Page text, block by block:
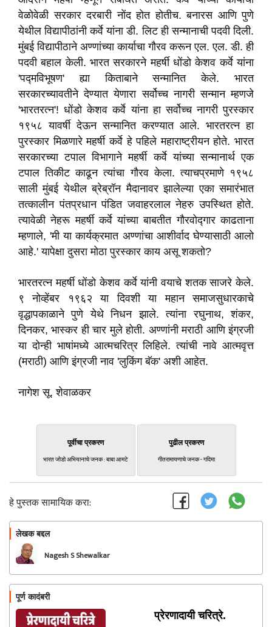
वेळोवेळी सरकार दरबारी नोंद होत होतीच. बनारस आणि पुणे
येथील विद्यापीठांनी कर्वे यांना डी. लिट ही सन्मानाची पदवी दिली.
मुंबई विद्यापीठाने अण्णांच्या कार्याचा गौरव करून एल. एल. डी. ही
पदवी बहाल केली. भारत सरकारने महर्षी धोंडो केशव कर्वे यांना
'पद्मविभूषण' ह्या किताबाने सन्मानित केले. भारत
सरकारच्यावतीने देण्यात येणारा सर्वोच्च नागरी सन्मान म्हणजे
'भारतरत्न'! धोंडो केशव कर्वे यांना हा सर्वोच्च नागरी पुरस्कार
१९५८ यावर्षी देऊन सन्मानित करण्यात आले. भारतरत्न हा
पुरस्कार मिळणारे महर्षी कर्वे हे पहिले महाराष्ट्रीयन होते. भारत
सरकारच्या टपाल विभागाने महर्षी कर्वे यांच्या सन्मानार्थ एक
टपाल तिकीट काढून त्यांचा गौरव केला. त्याचप्रमाणे १९५८
साली मुंबई येथील ब्रेब्रॉन मैदानावर झालेल्या एका समारंभात
तत्कालीन पंतप्रधान पंडित जवाहरलाल नेहरु उपस्थित होते.
त्यावेळी नेहरू महर्षी कर्वे यांच्या बाबतीत गौरवोद्गार काढताना
म्हणाले, 'मी या कार्यक्रमात अण्णांचा आशीर्वाद घेण्यासाठी आलो
आहे.' यापेक्षा दुसरा मोठा पुरस्कार काय असू शकतो?
भारतरत्न महर्षी धोंडो केशव कर्वे यांनी वयाचे शतक साजरे केले.
९ नोव्हेंबर १९६२ या दिवशी या महान समाजसुधारकाचे
वृद्धापकाळाने पुणे येथे निधन झाले. त्यांना रघुनाथ, शंकर,
दिनकर, भास्कर ही चार मुले होती. अण्णांनी मराठी आणि इंग्रजी
या दोन्ही भाषांमध्ये आत्मचरित्र लिहिले. त्यांची नावे आत्मवृत्त
(मराठी) आणि इंग्रजी नाव 'लुकिंग बॅक' अशी आहेत.
नागेश सू. शेवाळकर
पूर्वीचा प्रकरण
भारत जोडो अभियानाचे जनक : बाबा आमटे
पुढील प्रकरण
गीतरामायणाचे जनक - गदिमा
हे पुस्तक सामायिक करा:
लेखक बद्दल
Nagesh S Shewalkar
पूर्ण कादंबरी
प्रेरणादायी चरित्रे.